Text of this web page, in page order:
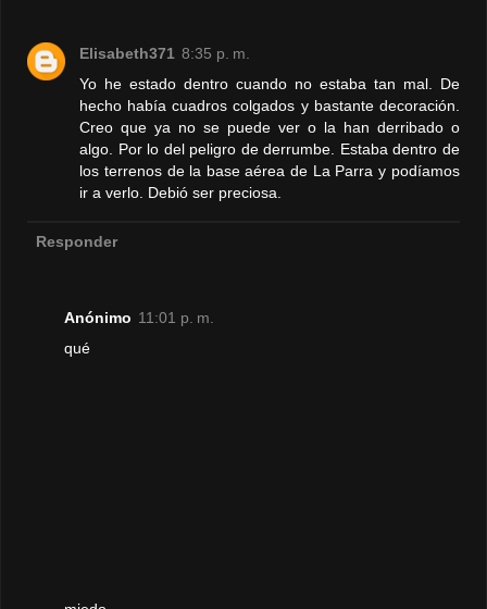
Elisabeth371 8:35 p. m.
Yo he estado dentro cuando no estaba tan mal. De
hecho había cuadros colgados y bastante decoración.
Creo que ya no se puede ver o la han derribado o
algo. Por lo del peligro de derrumbe. Estaba dentro de
los terrenos de la base aérea de La Parra y podíamos
ir a verlo. Debió ser preciosa.
Responder
Anónimo 11:01 p. m.
qué